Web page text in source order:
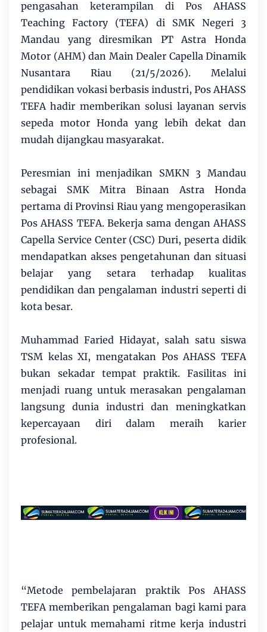
pengasahan keterampilan di Pos AHASS
Teaching Factory (TEFA) di SMK Negeri 3
Mandau yang diresmikan PT Astra Honda
Motor (AHM) dan Main Dealer Capella Dinamik
Nusantara Riau (21/5/2026). Melalui
pendidikan vokasi berbasis industri, Pos AHASS
TEFA hadir memberikan solusi layanan servis
sepeda motor Honda yang lebih dekat dan
mudah dijangkau masyarakat.
Peresmian ini menjadikan SMKN 3 Mandau
sebagai SMK Mitra Binaan Astra Honda
pertama di Provinsi Riau yang mengoperasikan
Pos AHASS TEFA. Bekerja sama dengan AHASS
Capella Service Center (CSC) Duri, peserta didik
mendapatkan akses pengetahunan dan situasi
belajar yang setara terhadap kualitas
pendidikan dan pengalaman industri seperti di
kota besar.
Muhammad Faried Hidayat, salah satu siswa
TSM kelas XI, mengatakan Pos AHASS TEFA
bukan sekadar tempat praktik. Fasilitas ini
menjadi ruang untuk merasakan pengalaman
langsung dunia industri dan meningkatkan
kepercayaan diri dalam meraih karier
profesional.
“Metode pembelajaran praktik Pos AHASS
TEFA memberikan pengalaman bagi kami para
pelajar untuk memahami ritme kerja industri